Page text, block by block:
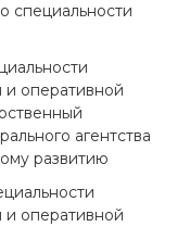
специальности
и оперативной
агентства
развитию
и оперативной